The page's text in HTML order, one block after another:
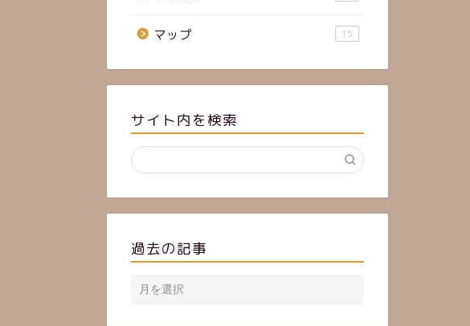
マップ 15
サイト内を検索
過去の記事